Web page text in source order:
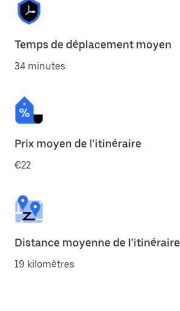
Temps de déplacement moyen
34 minutes
Prix moyen de l'itinéraire
€22
Distance moyenne de l'itinéraire
19 kilomètres